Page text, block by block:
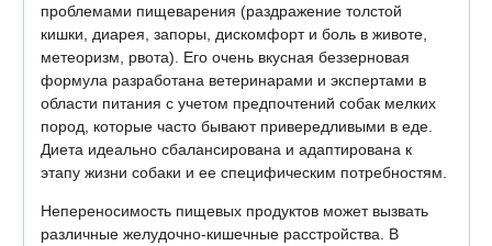
проблемами пищеварения (раздражение толстой
кишки, диарея, запоры, дискомфорт и боль в животе,
метеоризм, рвота). Его очень вкусная беззерновая
формула разработана ветеринарами и экспертами в
области питания с учетом предпочтений собак мелких
пород, которые часто бывают привередливыми в еде.
Диета идеально сбалансирована и адаптирована к
этапу жизни собаки и ее специфическим потребностям.
Непереносимость пищевых продуктов может вызвать
различные желудочно-кишечные расстройства. В